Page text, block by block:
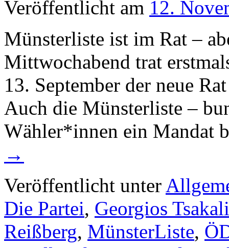
Veröffentlicht am 12.
Münsterliste ist im Rat –
Mittwochabend trat
13. September der neue
Auch die Münsterliste –
Wähler*innen ein Mandat
→
Veröffentlicht unter
Die Partei, Georgios
Reißberg, MünsterListe,